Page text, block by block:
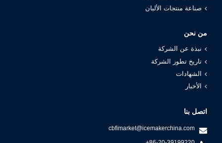
صناعة منتجات الألبان
من نحن
نبذة عن الشركة
تاريخ تطور الشركة
الشهادات
الأخبار
اتصل بنا
cbfimarket@icemakerchina.com